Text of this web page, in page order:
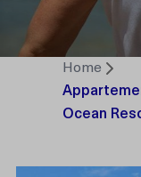
Home
Ocean